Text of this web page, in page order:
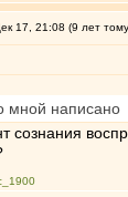
17, 21:08 (9 лет
мной написано
сознания